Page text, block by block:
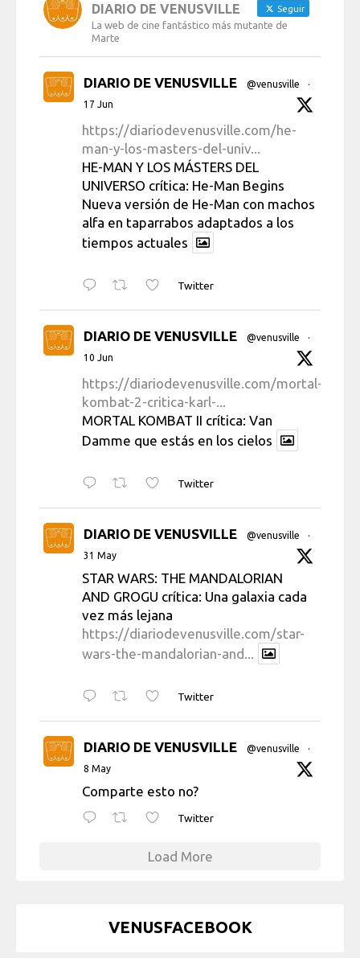
DIARIO DE VENUSVILLE Seguir
La web de cine fantástico más mutante de
Marte
DIARIO DE VENUSVILLE @venusville
·
17 Jun
https://diariodevenusville.com/he-
man-y-los-masters-del-univ...
HE-MAN Y LOS MÁSTERS DEL
UNIVERSO crítica: He-Man Begins
Nueva versión de He-Man con machos
alfa en taparrabos adaptados a los
tiempos actuales
Twitter
DIARIO DE VENUSVILLE @venusville
·
10 Jun
https://diariodevenusville.com/mortal-
kombat-2-critica-karl-...
MORTAL KOMBAT II crítica: Van
Damme que estás en los cielos
Twitter
DIARIO DE VENUSVILLE @venusville
·
31 May
STAR WARS: THE MANDALORIAN
AND GROGU crítica: Una galaxia cada
vez más lejana
https://diariodevenusville.com/star-
wars-the-mandalorian-and...
Twitter
DIARIO DE VENUSVILLE @venusville
·
8 May
Comparte esto no?
Twitter
Load More
VENUSFACEBOOK